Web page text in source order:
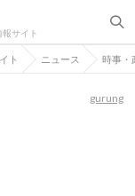
サイト
ト ニュース 時事・
gurung